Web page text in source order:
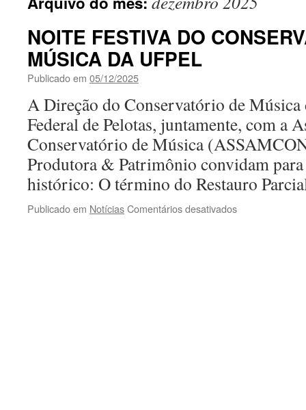
NOITE FESTIVA DO
MÚSICA DA UFPEL
Publicado em 05/12/2025
A Direção do Conservatório de Música
Federal de Pelotas, juntamente, com a
Conservatório de Música
Produtora & Patrimônio convidam
histórico: O término do Restauro
Publicado em NotíciasComentários desativadosem